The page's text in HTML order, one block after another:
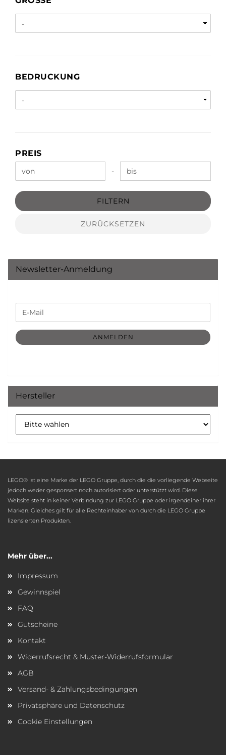
BEDRUCKUNG
BEDRUCKUNG
PREIS
PREIS
Preis bis -
FILTERN
ZURÜCKSETZEN
Newsletter-Anmeldung
WEITER
ZUR
NEWSLETTER-
ANMELDUNG
E-
Mail
ANMELDEN
Hersteller
LEGO® ist eine Marke der LEGO Gruppe, durch die die vorliegende Webseite
jedoch weder gesponsert noch autorisiert oder unterstützt wird. Diese
Website steht in keiner Verbindung zur LEGO Gruppe oder irgendeiner ihrer
Marken. Gleiches gilt für alle Rechteinhaber von durch die LEGO Gruppe
lizensierten Produkten.
Mehr über...
Impressum
Gewinnspiel
FAQ
Gutscheine
Kontakt
Widerrufsrecht & Muster-Widerrufsformular
AGB
Versand- & Zahlungsbedingungen
Privatsphäre und Datenschutz
Cookie Einstellungen